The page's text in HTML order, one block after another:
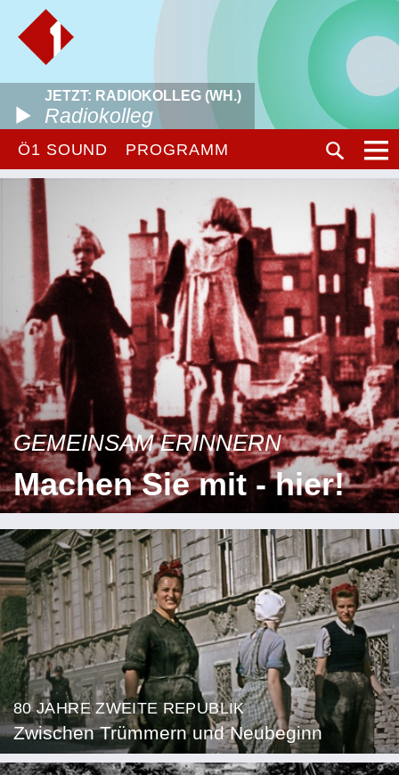
JETZT: RADIOKOLLEG (WH.)
Radiokolleg
Ö1 SOUND PROGRAMM
GEMEINSAM ERINNERN
Machen Sie mit - hier!
80 JAHRE ZWEITE REPUBLIK
Zwischen Trümmern und Neubeginn